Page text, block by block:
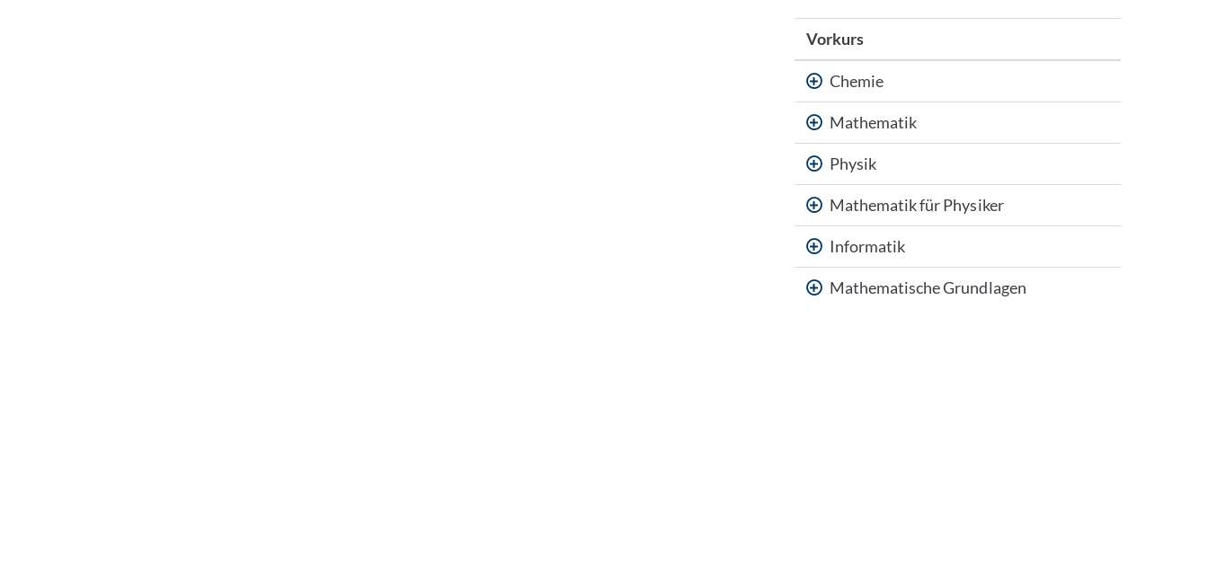
Vorkurs
Chemie
Mathematik
Physik
Mathematik für Physiker
Informatik
Mathematische Grundlagen